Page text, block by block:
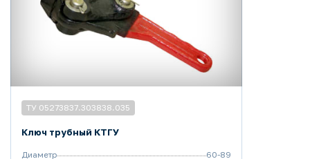
ТУ 05273837.303838.035
Ключ трубный КТГУ
Диаметр
60-89